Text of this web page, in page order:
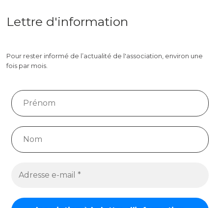
Lettre d'information
Pour rester informé de l’actualité de l'association, environ une
fois par mois.